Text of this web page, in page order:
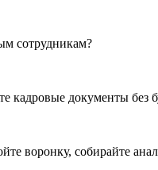
сотрудникам?
кадровые документы без
воронку, собирайте